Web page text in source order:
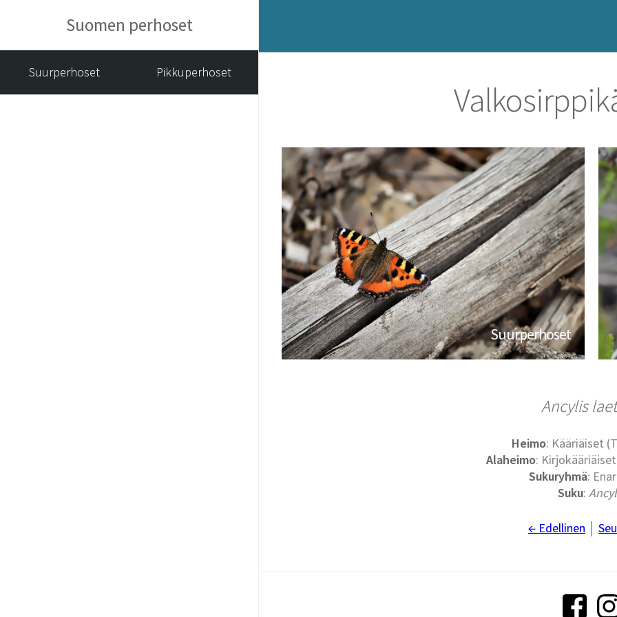
Suomen perhoset
Suurperhoset Pikkuperhoset
Suurperhoset
Ancylis
Heimo: Kääriäiset
Alaheimo:
Sukuryhmä:
Suku:
← Edellinen